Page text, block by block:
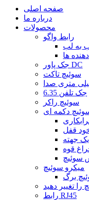
صفحه اصلی
درباره ما
محصولات
رابط واگو
به لب
ها
جک پاور DC
سوئیچ تاکت
6.35 جک تلفن
سوئیچ راکر
دکمه ای
قفل
جهته
قوه
سوئیچ
میکرو سوئیچ
برگ
را تغییر دهید
رابط RJ45